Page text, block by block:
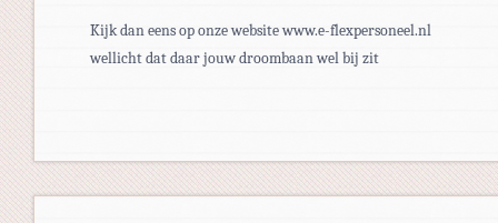
Kijk dan eens op onze website www.e-flexpersoneel.nl
wellicht dat daar jouw droombaan wel bij zit